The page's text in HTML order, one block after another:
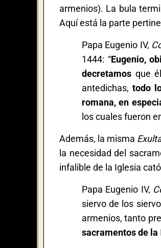
armenios). La bula
Aquí está la parte
Papa Eugenio IV,
1444: “Eugenio,
decretamosque él
antedichas, todo
romana, en
los cuales fueron
Además, la misma
la necesidad del
infalible de la Iglesia
Papa Eugenio IV,
siervo de los
armenios, tanto
sacramentos de la